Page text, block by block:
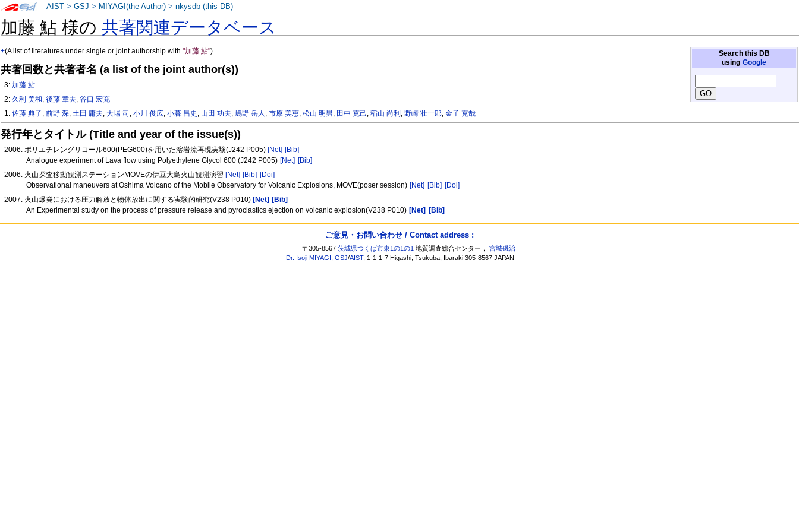
加藤 鮎 様の共著関連データベース
Search this DB
using Google
+(A list of literatures under single or joint authorship with"加藤 鮎")
共著回数と共著者名 (a list of the joint author(s))
3:加藤 鮎
2: 久利 美和,後藤 章夫,谷口 宏充
1:佐藤 典子,前野 深,土田 庸夫,大場 司 ,小川 俊広,小暮 昌史 , 山田 功夫,嶋野 岳人 ,市原 美恵,松山 明男, 田中 克己,稲山 尚利 ,野崎 壮一郎,金子 克哉
発行年とタイトル (Title and year of the issue(s))
2006: ポリエチレングリコール600(PEG600)を用いた溶岩流再現実験(J242 P005) [Net] [Bib]
Analogue experiment of Lava flow using Polyethylene Glycol 600 (J242 P005) [Net] [Bib]
2006: 火山探査移動観測ステーションMOVEの伊豆大島火山観測演習 [Net] [Bib] [Doi]
Observational maneuvers at Oshima Volcano of the Mobile Observatory for Volcanic Explosions, MOVE(poser session) [Net] [Bib] [Doi]
2007: 火山爆発における圧力解放と物体放出に関する実験的研究(V238 P010) [Net] [Bib]
An Experimental study on the process of pressure release and pyroclastics ejection on volcanic explosion(V238 P010) [Net] [Bib]
AIST >GSJ > MIYAGI(the Author) >nkysdb (this DB)
ご意見・お問い合わせ / Contact address :
〒305-8567茨城県つくば市東1の1の1 地質調査総合センター，宮城磯治
Dr. Isoji MIYAGI
,GSJ/AIST, 1-1-1-7 Higashi, Tsukuba, Ibaraki 305-8567 JAPAN